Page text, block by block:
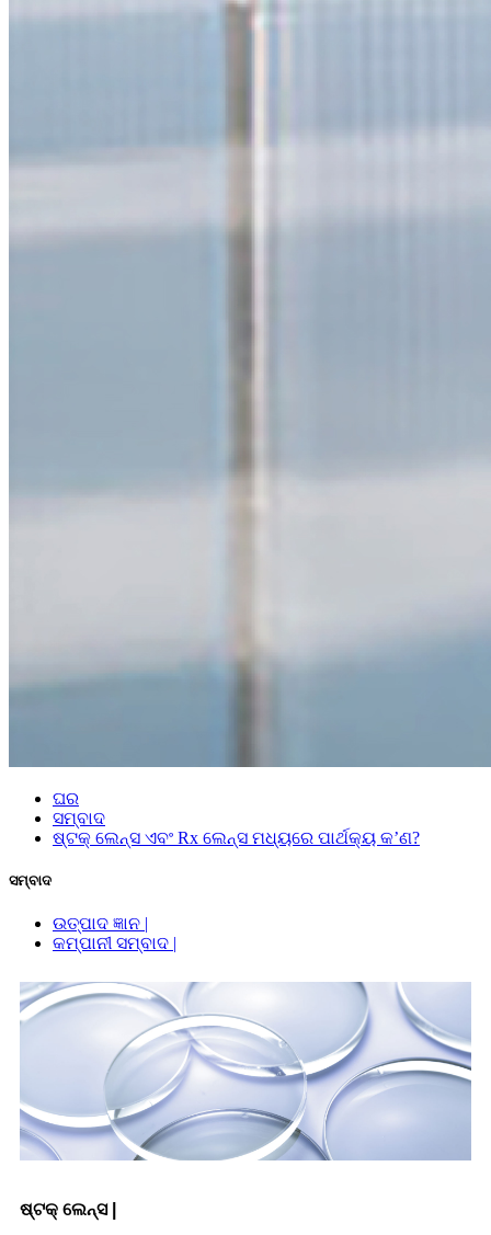
ଘର
ସମ୍ବାଦ
ଷ୍ଟକ୍ ଲେନ୍ସ ଏବଂ Rx ଲେନ୍ସ ମଧ୍ୟରେ ପାର୍ଥକ୍ୟ କ’ଣ?
ସମ୍ବାଦ
ଉତ୍ପାଦ ଜ୍ଞାନ |
କମ୍ପାନୀ ସମ୍ବାଦ |
ଷ୍ଟକ୍ ଲେନ୍ସ |